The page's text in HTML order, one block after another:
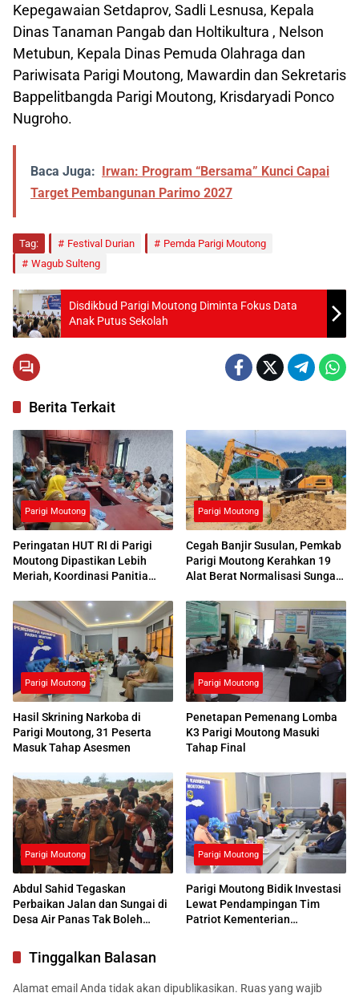
Kepegawaian Setdaprov, Sadli Lesnusa, Kepala
Dinas Tanaman Pangab dan Holtikultura , Nelson
Metubun, Kepala Dinas Pemuda Olahraga dan
Pariwisata Parigi Moutong, Mawardin dan Sekretaris
Bappelitbangda Parigi Moutong, Krisdaryadi Ponco
Nugroho.
Baca Juga: Irwan: Program “Bersama” Kunci Capai
Target Pembangunan Parimo 2027
Tag: Festival Durian
Pemda Parigi Moutong
Wagub Sulteng
Disdikbud Parigi Moutong Diminta Fokus Data
Anak Putus Sekolah
Berita Terkait
Parigi Moutong
Peringatan HUT RI di Parigi
Moutong Dipastikan Lebih
Meriah, Koordinasi Panitia
Parigi Moutong
Cegah Banjir Susulan, Pemkab
Parigi Moutong Kerahkan 19
Alat Berat Normalisasi Sungai
Parigi Moutong
Hasil Skrining Narkoba di
Parigi Moutong, 31 Peserta
Masuk Tahap Asesmen
Parigi Moutong
Penetapan Pemenang Lomba
K3 Parigi Moutong Masuki
Tahap Final
Parigi Moutong
Abdul Sahid Tegaskan
Perbaikan Jalan dan Sungai di
Desa Air Panas Tak Boleh
Parigi Moutong
Parigi Moutong Bidik Investasi
Lewat Pendampingan Tim
Patriot Kementerian
Tinggalkan Balasan
Alamat email Anda tidak akan dipublikasikan. Ruas yang wajib